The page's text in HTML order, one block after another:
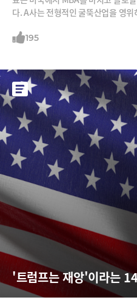
다. A사는 전형적인 굴뚝산업을 영
대표는 A사의 체질혁신이 필수적이
사에서는 생각
195
'트럼프는 재앙'이라는